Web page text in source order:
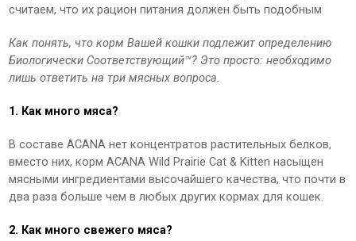
считаем, что их рацион питания должен быть подобным
Как понять, что корм Вашей кошки подлежит определению
Биологически Соответствующий™? Это просто: необходимо
лишь ответить на три мясных вопроса.
1. Как много мяса?
В составе ACANA нет концентратов растительных белков,
вместо них, корм ACANA Wild Prairie Сat & Kitten насыщен
мясными ингредиентами высочайшего качества, что почти в
два раза больше чем в любых других кормах для кошек.
2. Как много свежего мяса?